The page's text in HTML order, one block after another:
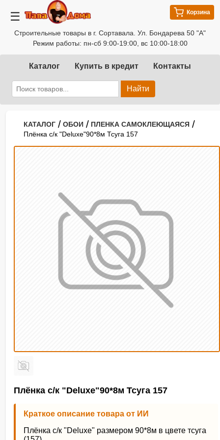
☰
Строительные товары в г. Сортавала. Ул. Бондарева 50 "А"
Режим работы: пн-сб 9:00-19:00, вс 10:00-18:00
Корзина
Каталог Купить в кредит Контакты
Найти
КАТАЛОГ / ОБОИ / ПЛЕНКА САМОКЛЕЮЩАЯСЯ /
Плёнка с/к "Deluxe"90*8м Тсуга 157
Плёнка с/к "Deluxe"90*8м Тсуга 157
Краткое описание товара от ИИ
Плёнка с/к "Deluxe" размером 90*8м в цвете тсуга